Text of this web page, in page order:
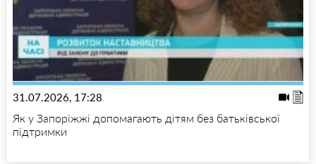
31.07.2026, 17:28
Як у Запоріжжі допомагають дітям без батьківської
підтримки